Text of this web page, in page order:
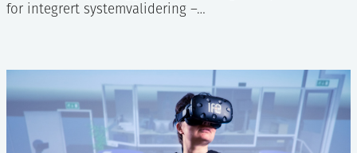
for integrert systemvalidering –…